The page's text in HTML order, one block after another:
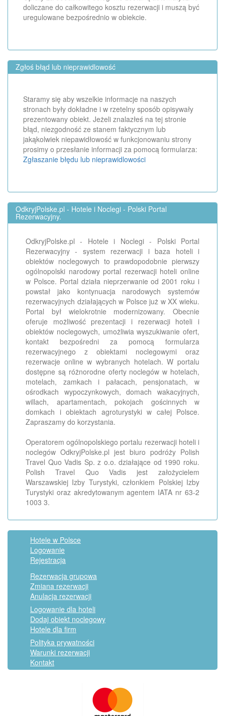
doliczane do całkowitego kosztu rezerwacji i muszą być
uregulowane bezpośrednio w obiekcie.
Zgłoś błąd lub nieprawidlowość
Staramy się aby wszelkie informacje na naszych
stronach były dokładne i w rzetelny sposób opisywały
prezentowany obiekt. Jeżeli znalazłeś na tej stronie
błąd, niezgodność ze stanem faktycznym lub
jakąkolwiek niepawidłowość w funkcjonowaniu strony
prosimy o przesłanie informacji za pomocą formularza:
Zgłaszanie błędu lub nieprawidlowości
OdkryjPolske.pl - Hotele i Noclegi - Polski Portal
Rezerwacyjny.
OdkryjPolske.pl - Hotele i Noclegi - Polski Portal
Rezerwacyjny - system rezerwacji i baza hoteli i
obiektów noclegowych to prawdopodobnie pierwszy
ogólnopolski narodowy portal rezerwacji hoteli online
w Polsce. Portal działa nieprzerwanie od 2001 roku i
powstał jako kontynuacja narodowych systemów
rezerwacyjnych działających w Polsce już w XX wieku.
Portal był wielokrotnie modernizowany. Obecnie
oferuje możliwość prezentacji i rezerwacji hoteli i
obiektów noclegowych, umożliwia wyszukiwanie ofert,
kontakt bezpośredni za pomocą formularza
rezerwacyjnego z obiektami noclegowymi oraz
rezerwacje online w wybranych hotelach. W portalu
dostępne są różnorodne oferty noclegów w hotelach,
motelach, zamkach i pałacach, pensjonatach, w
ośrodkach wypoczynkowych, domach wakacyjnych,
willach, apartamentach, pokojach gościnnych w
domkach i obiektach agroturystyki w całej Polsce.
Zapraszamy do korzystania.
Operatorem ogólnopolskiego portalu rezerwacji hoteli i
noclegów OdkryjPolske.pl jest biuro podróży Polish
Travel Quo Vadis Sp. z o.o. działające od 1990 roku.
Polish Travel Quo Vadis jest założycielem
Warszawskiej Izby Turystyki, członkiem Polskiej Izby
Turystyki oraz akredytowanym agentem IATA nr 63-2
1003 3.
Hotele w Polsce
Logowanie
Rejestracja
Rezerwacja grupowa
Zmiana rezerwacji
Anulacja rezerwacji
Logowanie dla hoteli
Dodaj obiekt noclegowy
Hotele dla firm
Polityka prywatności
Warunki rezerwacji
Kontakt